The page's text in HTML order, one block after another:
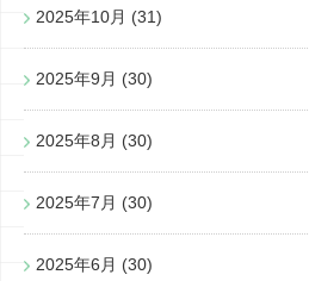
2025年10月 (31)
2025年9月 (30)
2025年8月 (30)
2025年7月 (30)
2025年6月 (30)